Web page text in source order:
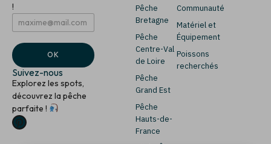
!
*
E
a
i
l
*
E
m
i
l
*
OK
Suivez-nous
Explorez les spots,
découvrez la pêche
parfaite !
Pêche
Bretagne
Pêche
Centre-Val
de Loire
Pêche
Grand Est
Pêche
Hauts-de-
France
Communauté
Matériel et
Équipement
Poissons
recherchés